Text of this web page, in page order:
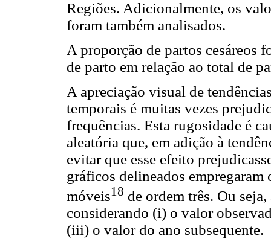
Regiões. Adicionalmente, os
foram também analisados.
A proporção de partos cesáreos
de parto em relação ao total de
A apreciação visual de
temporais é muitas vezes
frequências. Esta rugosidade é
aleatória que, em adição à
evitar que esse efeito
gráficos delineados
móveis18 de ordem três. Ou
considerando (i) o valor
(iii) o valor do ano subsequente.